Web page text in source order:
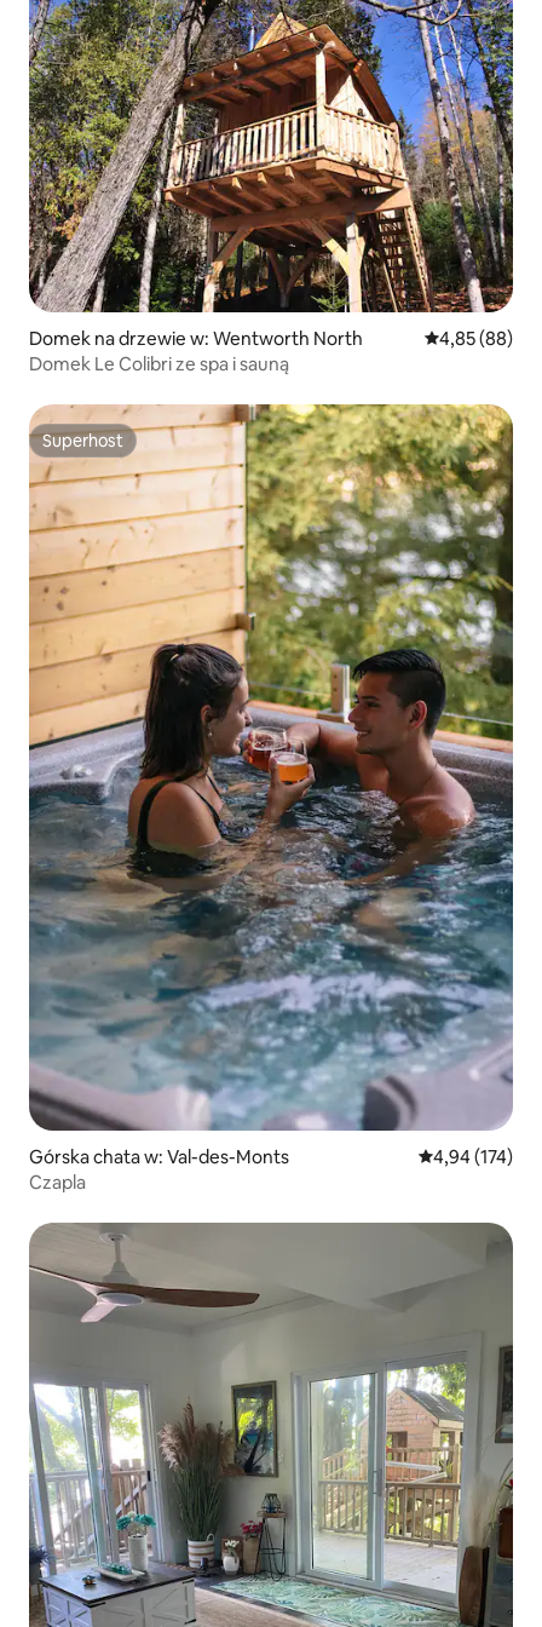
Domek na drzewie w: Wentworth North Średnia
4,85 (88)
Domek Le Colibri ze spa i sauną
Superhost
Superhost
Górska chata w: Val-des-Monts Średnia
4,94 (174)
Czapla